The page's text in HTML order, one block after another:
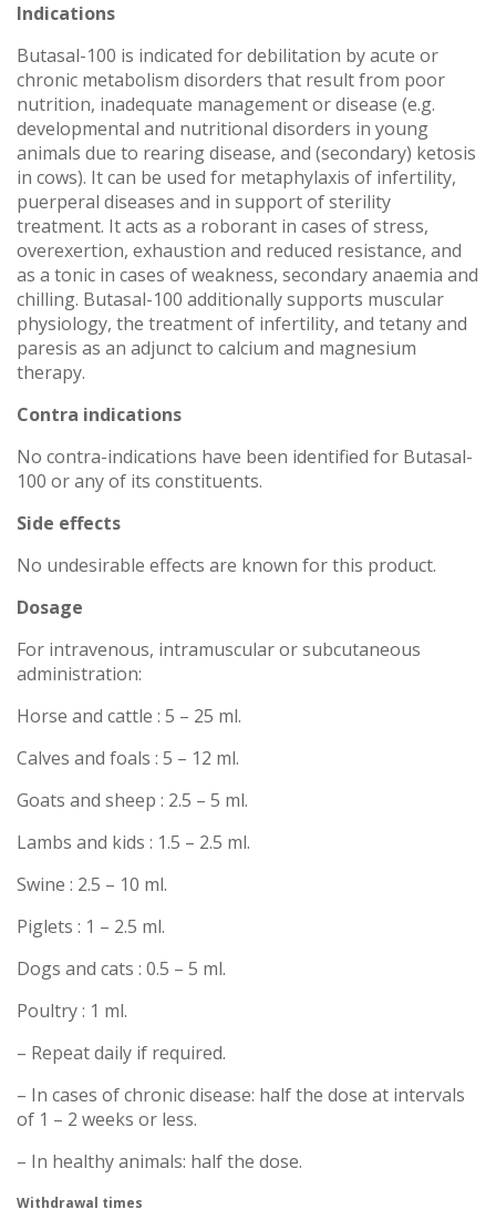
Indications
Butasal-100 is indicated for debilitation by acute or
chronic metabolism disorders that result from poor
nutrition, inadequate management or disease (e.g.
developmental and nutritional disorders in young
animals due to rearing disease, and (secondary) ketosis
in cows). It can be used for metaphylaxis of infertility,
puerperal diseases and in support of sterility
treatment. It acts as a roborant in cases of stress,
overexertion, exhaustion and reduced resistance, and
as a tonic in cases of weakness, secondary anaemia and
chilling. Butasal-100 additionally supports muscular
physiology, the treatment of infertility, and tetany and
paresis as an adjunct to calcium and magnesium
therapy.
Contra indications
No contra-indications have been identified for Butasal-
100 or any of its constituents.
Side effects
No undesirable effects are known for this product.
Dosage
For intravenous, intramuscular or subcutaneous
administration:
Horse and cattle : 5 – 25 ml.
Calves and foals : 5 – 12 ml.
Goats and sheep : 2.5 – 5 ml.
Lambs and kids : 1.5 – 2.5 ml.
Swine : 2.5 – 10 ml.
Piglets : 1 – 2.5 ml.
Dogs and cats : 0.5 – 5 ml.
Poultry : 1 ml.
– Repeat daily if required.
– In cases of chronic disease: half the dose at intervals
of 1 – 2 weeks or less.
– In healthy animals: half the dose.
Withdrawal times